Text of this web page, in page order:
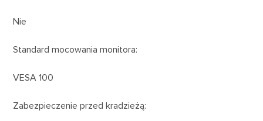
Nie
Standard mocowania monitora:
VESA 100
Zabezpieczenie przed kradzieżą: